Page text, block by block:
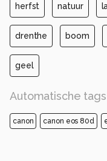
herfst natuur
drenthe boom
geel
Automatische tags
canon canon eos 80d